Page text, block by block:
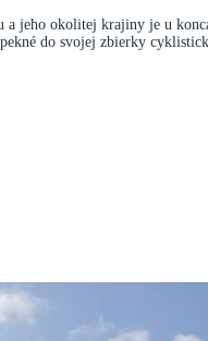
a jeho okolitej krajiny je u
do svojej zbierky